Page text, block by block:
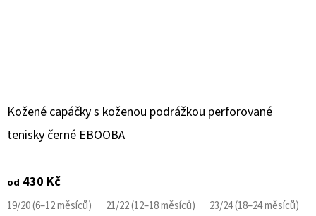
Kožené capáčky s koženou podrážkou perforované
tenisky černé EBOOBA
od 430 Kč
19/20 (6–12 měsíců) 21/22 (12–18 měsíců) 23/24 (18–24 měsíců)